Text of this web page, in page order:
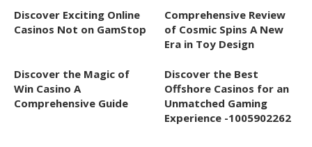
Discover Exciting Online
Casinos Not on GamStop
Comprehensive Review
of Cosmic Spins A New
Era in Toy Design
Discover the Magic of
Win Casino A
Comprehensive Guide
Discover the Best
Offshore Casinos for an
Unmatched Gaming
Experience -1005902262